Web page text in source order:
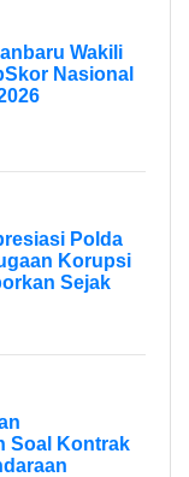
Wakili
Nasional
Polda
Korupsi
Sejak
Soal Kontrak